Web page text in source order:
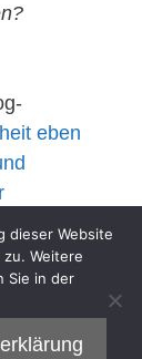
eben
dieser Website
Weitere
Sie in der